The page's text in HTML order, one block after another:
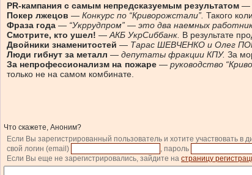
PR-кампания с самым непредсказуемым результатом —
Покер лжецов — Конкурс по “Криворожстали”. Такого
Фраза года — “Укррудпром” — это два наемных
Смотрите, кто ушел! —АКБ УкрСиббанк. В результате
Двойники знаменитостей — Тарас ШЕВЧЕНКО и Олег
Люди гибнут за металл — депутаты фракции КПУ. За
За непрофессионализм на пожаре—руководство
только не на самом комбинате.
Что скажете, Аноним?
Если Вы зарегистрированный пользователь и хотите участвовать в
свой логин (email)
, пароль
Если Вы еще не зарегистрировались, зайдите на страницу